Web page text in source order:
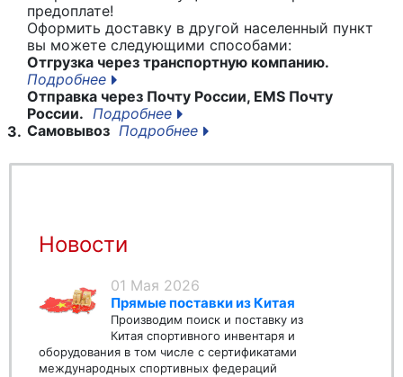
предоплате!
Оформить доставку в другой населенный пункт
вы можете следующими способами:
Отгрузка через транспортную компанию.
Подробнее
Отправка через Почту России, EMS Почту
России. Подробнее
3. Самовывоз Подробнее
Новости
01 Мая 2026
Прямые поставки из Китая
Производим поиск и поставку из
Китая спортивного инвентаря и
оборудования в том числе с сертификатами
международных спортивных федераций